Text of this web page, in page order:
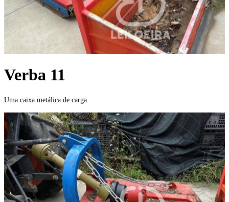
Verba 11
Uma caixa metálica de carga.